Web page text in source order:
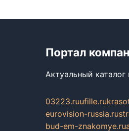
Портал
Актуальный
03223.ruufille.ru
eurovision-russia.ru
bud-em-znakomye.ru